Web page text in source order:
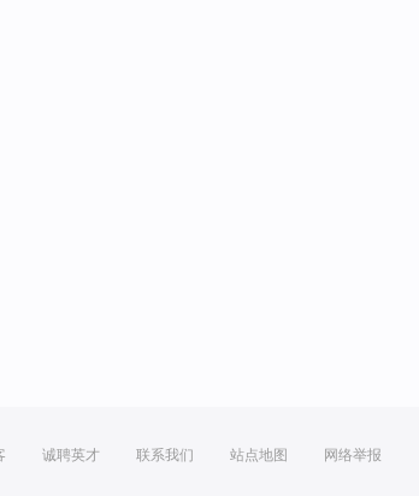
诚聘英才 联系我们 站点地图 网络举报